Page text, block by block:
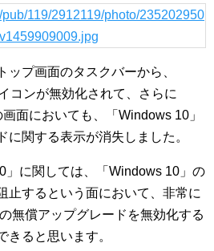
ップ画面のタスクバーから、
コンが無効化されて、さらに
面においても、「Windows 10」
に関する表示が消失しました。
」に関しては、「Windows 10」の
止するという面において、非常に
無償アップグレードを無効化する
きると思います。